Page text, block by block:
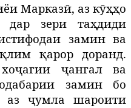
Марказӣ, аз кӯҳҳо
зери таҳдиди
замин ва
қарор доранд.
ҷангал ва
замин бо
аз ҷумла шароити